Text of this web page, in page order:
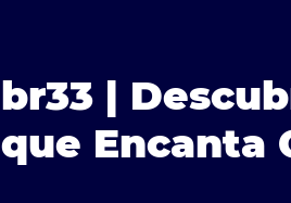
br33 |
que Encanta